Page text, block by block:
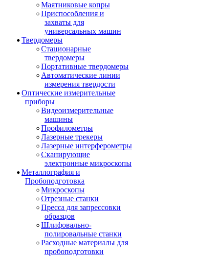
Маятниковые копры
Приспособления и
захваты для
универсальных машин
Твердомеры
Стационарные
твердомеры
Портативные твердомеры
Автоматические линии
измерения твердости
Оптические измерительные
приборы
Видеоизмерительные
машины
Профилометры
Лазерные трекеры
Лазерные интерферометры
Сканирующие
электронные микроскопы
Металлография и
Пробоподготовка
Микроскопы
Отрезные станки
Пресса для запрессовки
образцов
Шлифовально-
полировальные станки
Расходные материалы для
пробоподготовки